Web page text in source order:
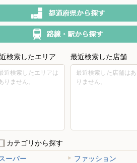
検索したエリア
近検索したエリアは
りません。
最近検索した店舗
最近検索した店舗はあ
りません。
カテゴリから探す
スーパー
ファッション